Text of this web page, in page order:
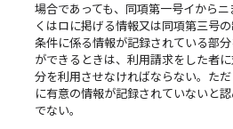
場合であっても、同項第一号イから
くはロに掲げる情報又は同項第三号
条件に係る情報が記録されている部
ができるときは、利用請求をした者
分を利用させなければならない。た
に有意の情報が記録されていないと
でない。